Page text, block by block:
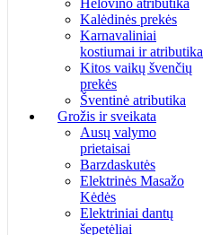
Helovino atributika
Kalėdinės prekės
Karnavaliniai
kostiumai ir atributika
Kitos vaikų švenčių
prekės
Šventinė atributika
Grožis ir sveikata
Ausų valymo
prietaisai
Barzdaskutės
Elektrinės Masažo
Kėdės
Elektriniai dantų
šepetėliai